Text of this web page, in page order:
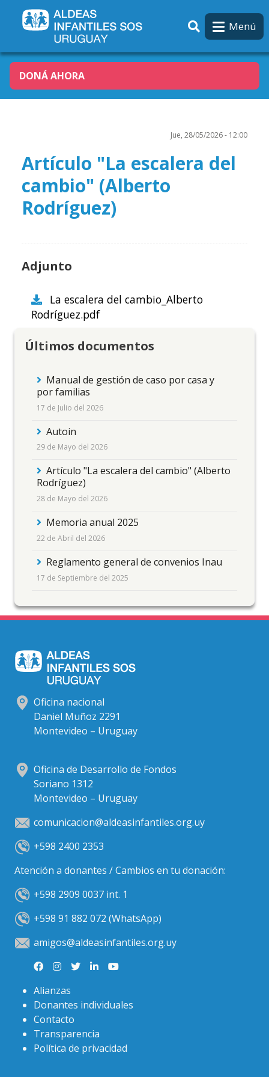
Menú
DONÁ AHORA
Jue, 28/05/2026 - 12:00
Artículo "La escalera del
cambio" (Alberto
Rodríguez)
Adjunto
La escalera del cambio_Alberto
Rodríguez.pdf
Últimos documentos
Manual de gestión de caso por casa y
por familias
17 de Julio del 2026
Autoin
29 de Mayo del 2026
Artículo "La escalera del cambio" (Alberto
Rodríguez)
28 de Mayo del 2026
Memoria anual 2025
22 de Abril del 2026
Reglamento general de convenios Inau
17 de Septiembre del 2025
Oficina nacional
Daniel Muñoz 2291
Montevideo – Uruguay
Oficina de Desarrollo de Fondos
Soriano 1312
Montevideo – Uruguay
comunicacion@aldeasinfantiles.org.uy
+598 2400 2353
Atención a donantes / Cambios en tu donación:
+598 2909 0037 int. 1
+598 91 882 072 (WhatsApp)
amigos@aldeasinfantiles.org.uy
Alianzas
Donantes individuales
Contacto
Transparencia
Política de privacidad